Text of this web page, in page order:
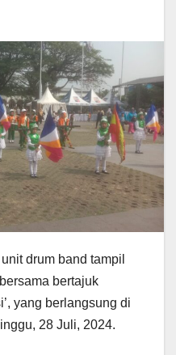
drum band tampil
bertajuk
yang berlangsung di
28 Juli, 2024.